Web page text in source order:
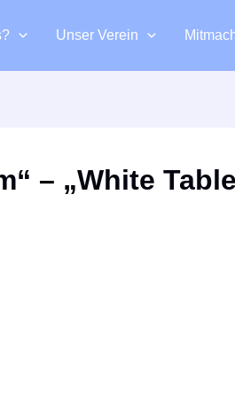
Unser Verein
– „White